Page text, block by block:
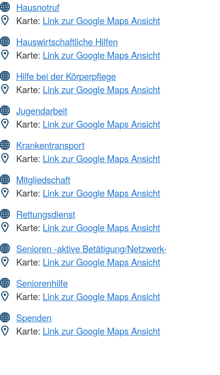
Hausnotruf
Karte: Link zur Google Maps Ansicht
Hauswirtschaftliche Hilfen
Karte: Link zur Google Maps Ansicht
Hilfe bei der Körperpflege
Karte: Link zur Google Maps Ansicht
Jugendarbeit
Karte: Link zur Google Maps Ansicht
Krankentransport
Karte: Link zur Google Maps Ansicht
Mitgliedschaft
Karte: Link zur Google Maps Ansicht
Rettungsdienst
Karte: Link zur Google Maps Ansicht
Senioren -aktive Betätigung/Netzwerk-
Karte: Link zur Google Maps Ansicht
Seniorenhilfe
Karte: Link zur Google Maps Ansicht
Spenden
Karte: Link zur Google Maps Ansicht